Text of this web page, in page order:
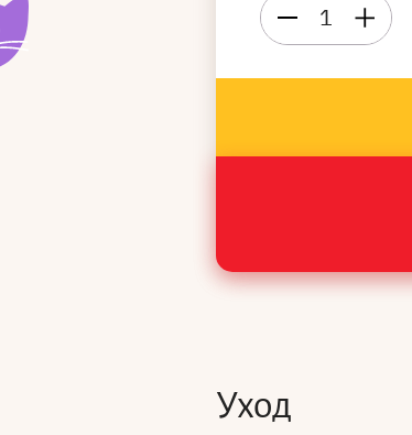
1
Уход